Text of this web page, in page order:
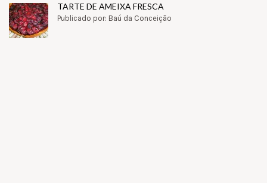
TARTE DE AMEIXA FRESCA
Publicado por: Baú da Conceição